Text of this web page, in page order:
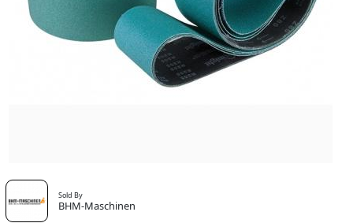
Sold By
BHM-Maschinen